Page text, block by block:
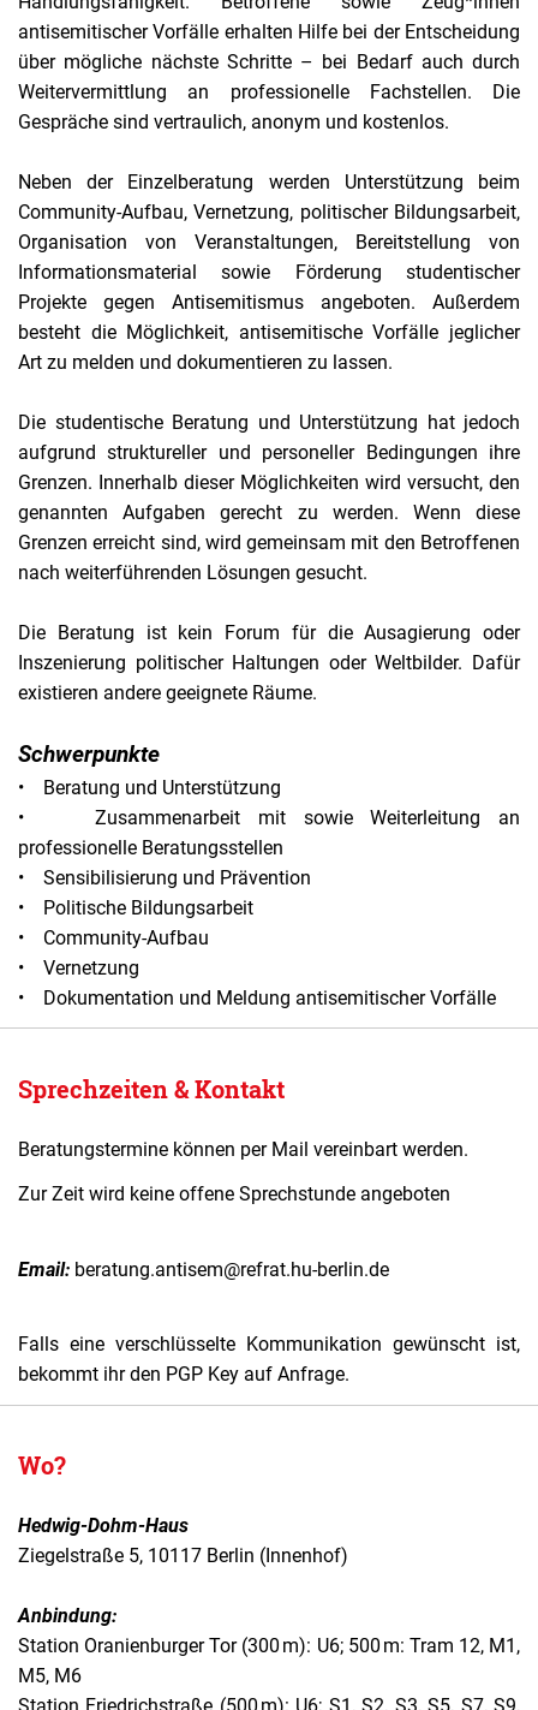
antisemitischer Vorfälle erhalten Hilfe bei der Entscheidung
über mögliche nächste Schritte – bei Bedarf auch durch
Weitervermittlung an professionelle Fachstellen. Die
Gespräche sind vertraulich, anonym und kostenlos.
Neben der Einzelberatung werden Unterstützung beim
Community-Aufbau, Vernetzung, politischer Bildungsarbeit,
Organisation von Veranstaltungen, Bereitstellung von
Informationsmaterial sowie Förderung studentischer
Projekte gegen Antisemitismus angeboten. Außerdem
besteht die Möglichkeit, antisemitische Vorfälle jeglicher
Art zu melden und dokumentieren zu lassen.
Die studentische Beratung und Unterstützung hat jedoch
aufgrund struktureller und personeller Bedingungen ihre
Grenzen. Innerhalb dieser Möglichkeiten wird versucht, den
genannten Aufgaben gerecht zu werden. Wenn diese
Grenzen erreicht sind, wird gemeinsam mit den Betroffenen
nach weiterführenden Lösungen gesucht.
Die Beratung ist kein Forum für die Ausagierung oder
Inszenierung politischer Haltungen oder Weltbilder. Dafür
existieren andere geeignete Räume.
Schwerpunkte
• Beratung und Unterstützung
• Zusammenarbeit mit sowie Weiterleitung an
professionelle Beratungsstellen
• Sensibilisierung und Prävention
• Politische Bildungsarbeit
• Community-Aufbau
• Vernetzung
• Dokumentation und Meldung antisemitischer Vorfälle
Sprechzeiten & Kontakt
Beratungstermine können per Mail vereinbart werden.
Zur Zeit wird keine offene Sprechstunde angeboten
Email: beratung.antisem@refrat.hu-berlin.de
Falls eine verschlüsselte Kommunikation gewünscht ist,
bekommt ihr den PGP Key auf Anfrage.
Wo?
Hedwig-Dohm-Haus
Ziegelstraße 5, 10117 Berlin (Innenhof)
Anbindung:
Station Oranienburger Tor (300 m): U6; 500 m: Tram 12, M1,
M5, M6